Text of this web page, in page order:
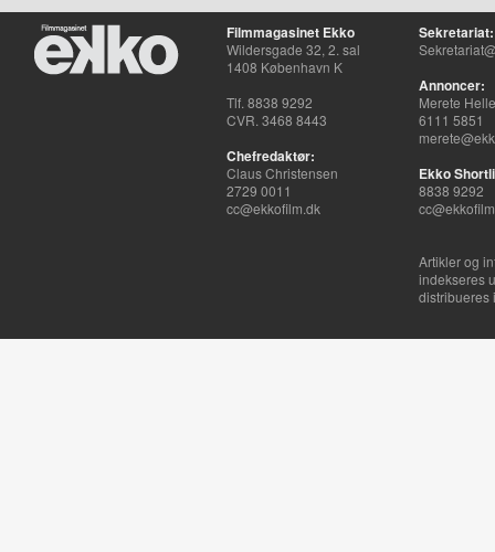
Filmmagasinet Ekko
Wildersgade 32, 2. sal
1408 København K
Tlf. 8838 9292
CVR. 3468 8443
Chefredaktør:
Claus Christensen
2729 0011
cc@ekkofilm.dk
Sekretariat:
Annoncer:
Merete
6111 5851
Ekko
8838 9292
Artikler og
indekseres
distribueres